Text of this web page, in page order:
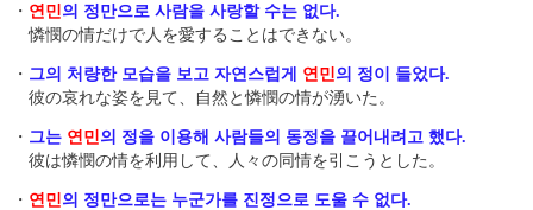
・ 연민의 정만으로 사람을 사랑할 수는 없다.
憐憫の情だけで人を愛することはできない。
・ 그의 처량한 모습을 보고 자연스럽게 연민의 정이 들었다.
彼の哀れな姿を見て、自然と憐憫の情が湧いた。
・ 그는 연민의 정을 이용해 사람들의 동정을 끌어내려고 했다.
彼は憐憫の情を利用して、人々の同情を引こうとした。
・ 연민의 정만으로는 누군가를 진정으로 도울 수 없다.